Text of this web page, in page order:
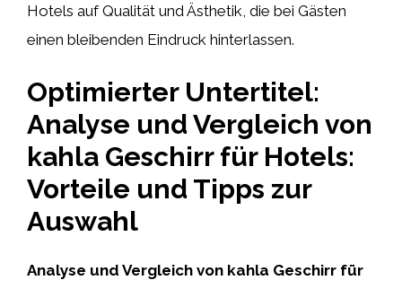
Hotels auf Qualität und Ästhetik, die bei Gästen
einen bleibenden Eindruck hinterlassen.
Optimierter Untertitel:
Analyse und Vergleich von
kahla Geschirr für Hotels:
Vorteile und Tipps zur
Auswahl
Analyse und Vergleich von kahla Geschirr für